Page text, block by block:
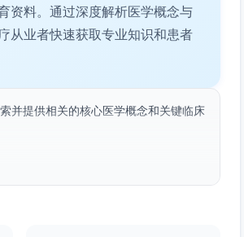
资料。通过深度解析医学概念与
从业者快速获取专业知识和患者
并提供相关的核心医学概念和关键临床